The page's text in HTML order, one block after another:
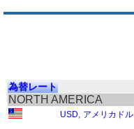
為替レート
NORTH AMERICA
USD アメリカドル